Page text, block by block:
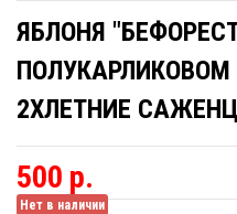
ЯБЛОНЯ
2ХЛЕТНИЕ
500 р.
Нет в наличии